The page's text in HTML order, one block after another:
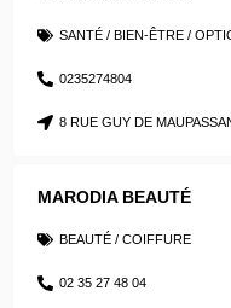
SANTÉ / BIEN-ÊTRE /
0235274804
8 RUE GUY DE
MARODIA BEAUTÉ
BEAUTÉ / COIFFURE
02 35 27 48 04